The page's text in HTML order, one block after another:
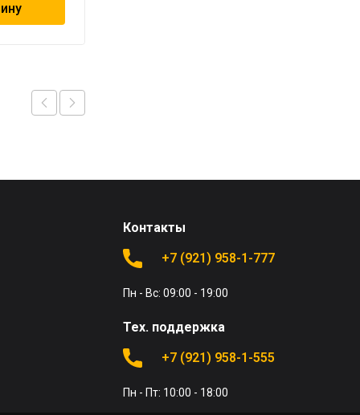
Контакты
+7 (921) 958-1-777
Пн - Вс: 09:00 - 19:00
Тех. поддержка
+7 (921) 958-1-555
Пн - Пт: 10:00 - 18:00